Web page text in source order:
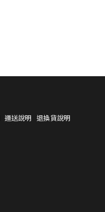
運送說明 退換貨說明